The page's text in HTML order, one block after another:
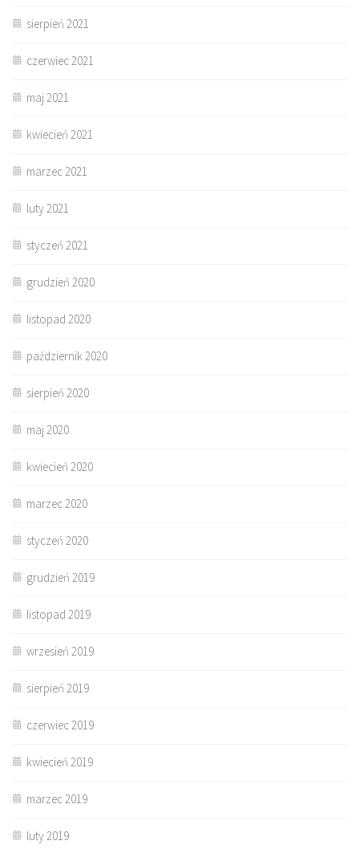
sierpień 2021
czerwiec 2021
maj 2021
kwiecień 2021
marzec 2021
luty 2021
styczeń 2021
grudzień 2020
listopad 2020
październik 2020
sierpień 2020
maj 2020
kwiecień 2020
marzec 2020
styczeń 2020
grudzień 2019
listopad 2019
wrzesień 2019
sierpień 2019
czerwiec 2019
kwiecień 2019
marzec 2019
luty 2019